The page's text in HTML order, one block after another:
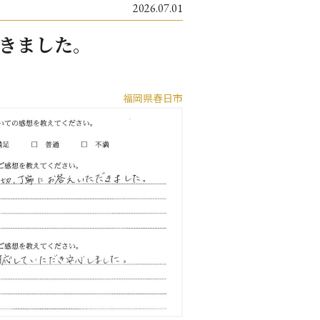
2026.07.01
した。
福岡県春日市